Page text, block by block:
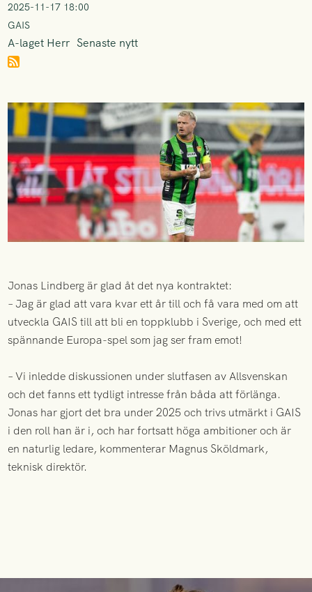
2025-11-17 18:00
GAIS
A-laget Herr Senaste nytt
Jonas Lindberg är glad åt det nya kontraktet:
– Jag är glad att vara kvar ett år till och få vara med om att
utveckla GAIS till att bli en toppklubb i Sverige, och med ett
spännande Europa-spel som jag ser fram emot!
– Vi inledde diskussionen under slutfasen av Allsvenskan
och det fanns ett tydligt intresse från båda att förlänga.
Jonas har gjort det bra under 2025 och trivs utmärkt i GAIS
i den roll han är i, och har fortsatt höga ambitioner och är
en naturlig ledare, kommenterar Magnus Sköldmark,
teknisk direktör.